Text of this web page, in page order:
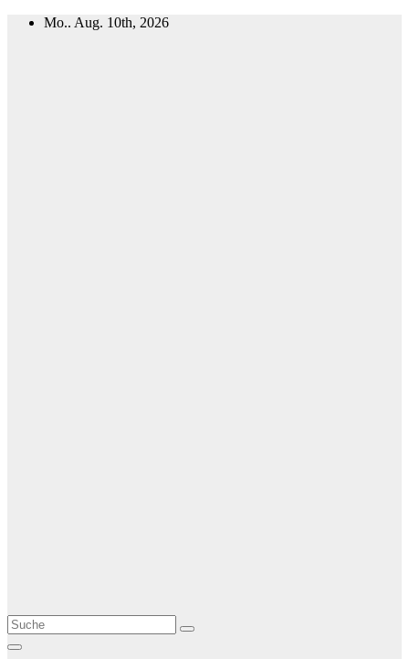
Zum
Mo.. Aug. 10th, 2026
Le Matin
AGENCE DE PRESSE